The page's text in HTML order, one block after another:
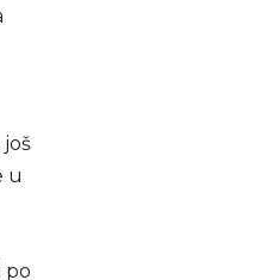
još
u
po